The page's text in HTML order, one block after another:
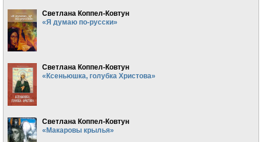
Светлана Коппел-Ковтун
«Я думаю по-русски»
Светлана Коппел-Ковтун
«Ксеньюшка, голубка Христова»
Светлана Коппел-Ковтун
«Макаровы крылья»